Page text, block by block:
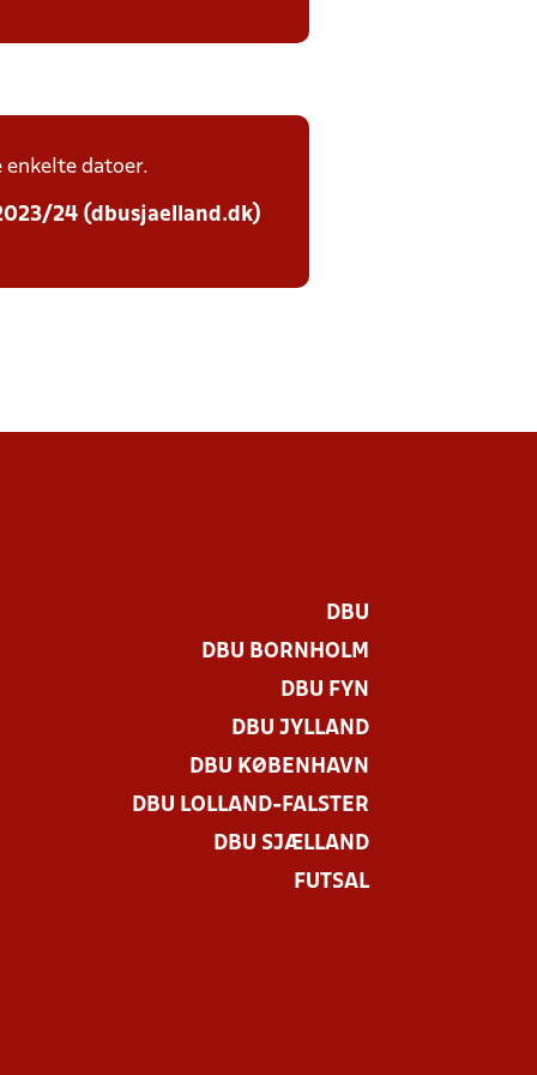
datoer.
24 (dbusjaelland.dk)
DBU
DBU BORNHOLM
DBU FYN
DBU JYLLAND
DBU KØBENHAVN
DBU LOLLAND-FALSTER
DBU SJÆLLAND
FUTSAL